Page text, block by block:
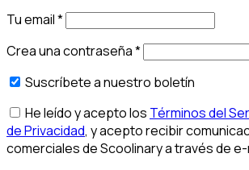
Tu email*
Crea una contraseña*
Suscríbete a nuestro boletín
He leído y acepto los Términos del
de Privacidad, y acepto recibir
comerciales de Scoolinary a través de e-